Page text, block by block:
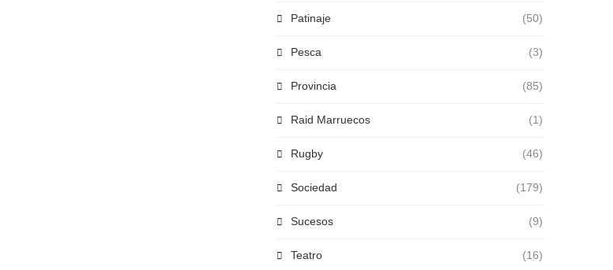
Patinaje (50)
Pesca (3)
Provincia (85)
Raid Marruecos (1)
Rugby (46)
Sociedad (179)
Sucesos (9)
Teatro (16)